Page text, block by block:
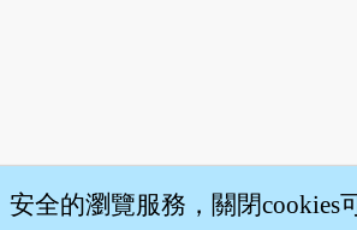
全的瀏覽服務，關閉cookies